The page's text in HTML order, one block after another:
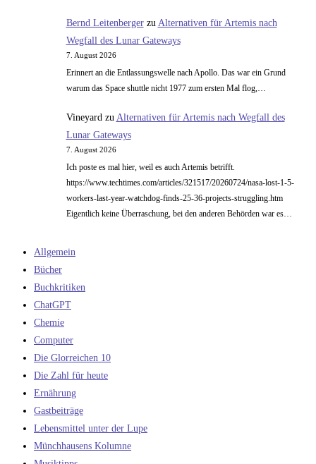
Bernd Leitenbergerzu Alternativen für Artemis nach
Wegfall des Lunar Gateways
7. August 2026
Erinnert an die Entlassungswelle nach Apollo. Das war ein Grund
warum das Space shuttle nicht 1977 zum ersten Mal flog,…
Vineyard zu Alternativen für Artemis nach Wegfall des
Lunar Gateways
7. August 2026
Ich poste es mal hier, weil es auch Artemis betrifft.
https://www.techtimes.com/articles/321517/20260724/nasa-lost-1-5-
workers-last-year-watchdog-finds-25-36-projects-struggling.htm
Eigentlich keine Überraschung, bei den anderen Behörden war es…
Allgemein
Bücher
Buchkritiken
ChatGPT
Chemie
Computer
Die Glorreichen 10
Die Zahl für heute
Ernährung
Gastbeiträge
Lebensmittel unter der Lupe
Münchhausens Kolumne